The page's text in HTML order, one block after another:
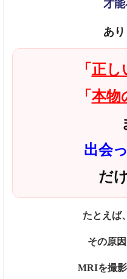
才
あり
「 正し
「 本物
出会
だ
たとえば
その原
MRIを撮影